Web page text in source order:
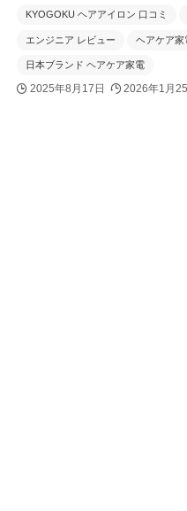
KYOGOKU ヘアアイロン 口コミ
エンジニア レビュー ヘアケア家
日本ブランド ヘアケア家電
2025年8月17日 2026年1月